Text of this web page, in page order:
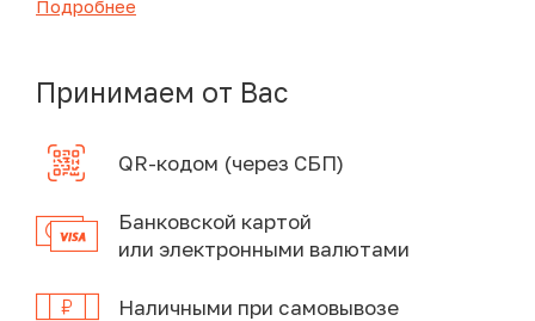
Подробнее
Принимаем от Вас
QR-кодом (через СБП)
Банковской картой
или электронными валютами
Наличными при самовывозе